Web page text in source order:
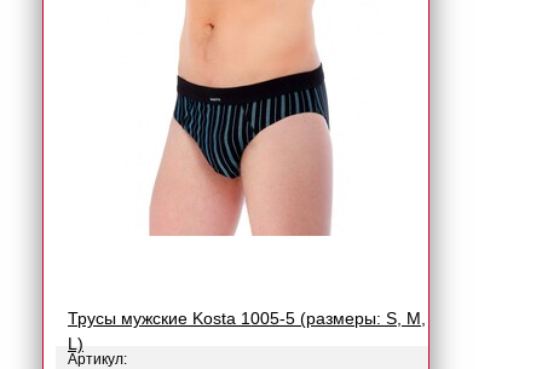
Трусы мужские Kosta 1005-5 (размеры: S, M,
L)
Артикул: